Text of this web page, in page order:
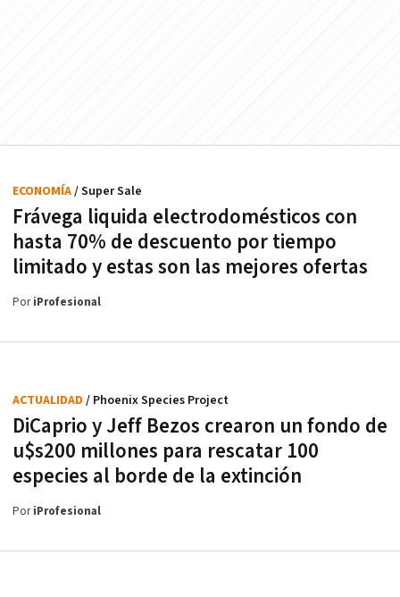
Frávega liquida electrodomésticos con
hasta 70% de descuento por tiempo
limitado y estas son las mejores ofertas
ECONOMÍA/ Super Sale
PoriProfesional
DiCaprio y Jeff Bezos crearon un fondo de
u$s200 millones para rescatar 100
especies al borde de la extinción
ACTUALIDAD / Phoenix Species Project
PoriProfesional